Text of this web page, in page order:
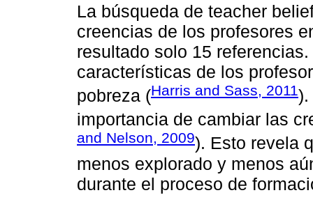
La búsqueda de teacher
creencias de los profesores
resultado solo 15
características de los
pobreza (Harris and Sass, 2011).
importancia de cambiar las
and Nelson, 2009). Esto revela
menos explorado y menos
durante el proceso de